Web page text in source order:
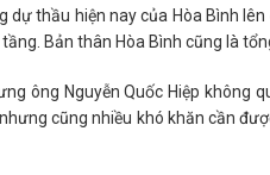
dự thầu hiện nay của Hòa Bình
Bản thân Hòa Bình cũng là
ông Nguyễn Quốc Hiệp
cũng nhiều khó khăn cần